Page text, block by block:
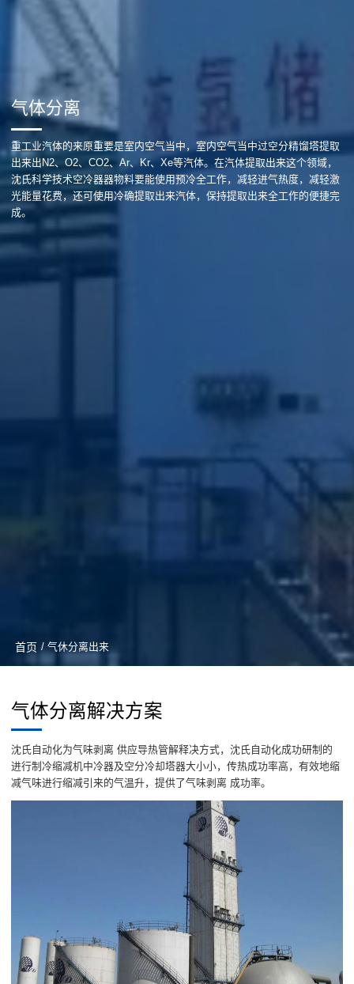
气体分离
重工业汽体的来原重要是室内空气当中，室内空气当中过空分精馏塔提取
出来出N2、O2、CO2、Ar、Kr、Xe等汽体。在汽体提取出来这个领域，
沈氏科学技术空冷器器物料要能使用预冷全工作，减轻进气热度，减轻激
光能量花费，还可使用冷确提取出来汽体，保持提取出来全工作的便捷完
成。
首页 / 气休分离出来
气体分离解决方案
沈氏自动化为气味剥离 供应导热管解释决方式，沈氏自动化成功研制的
进行制冷缩减机中冷器及空分冷却塔器大小小，传热成功率高，有效地缩
减气味进行缩减引来的气温升，提供了气味剥离 成功率。